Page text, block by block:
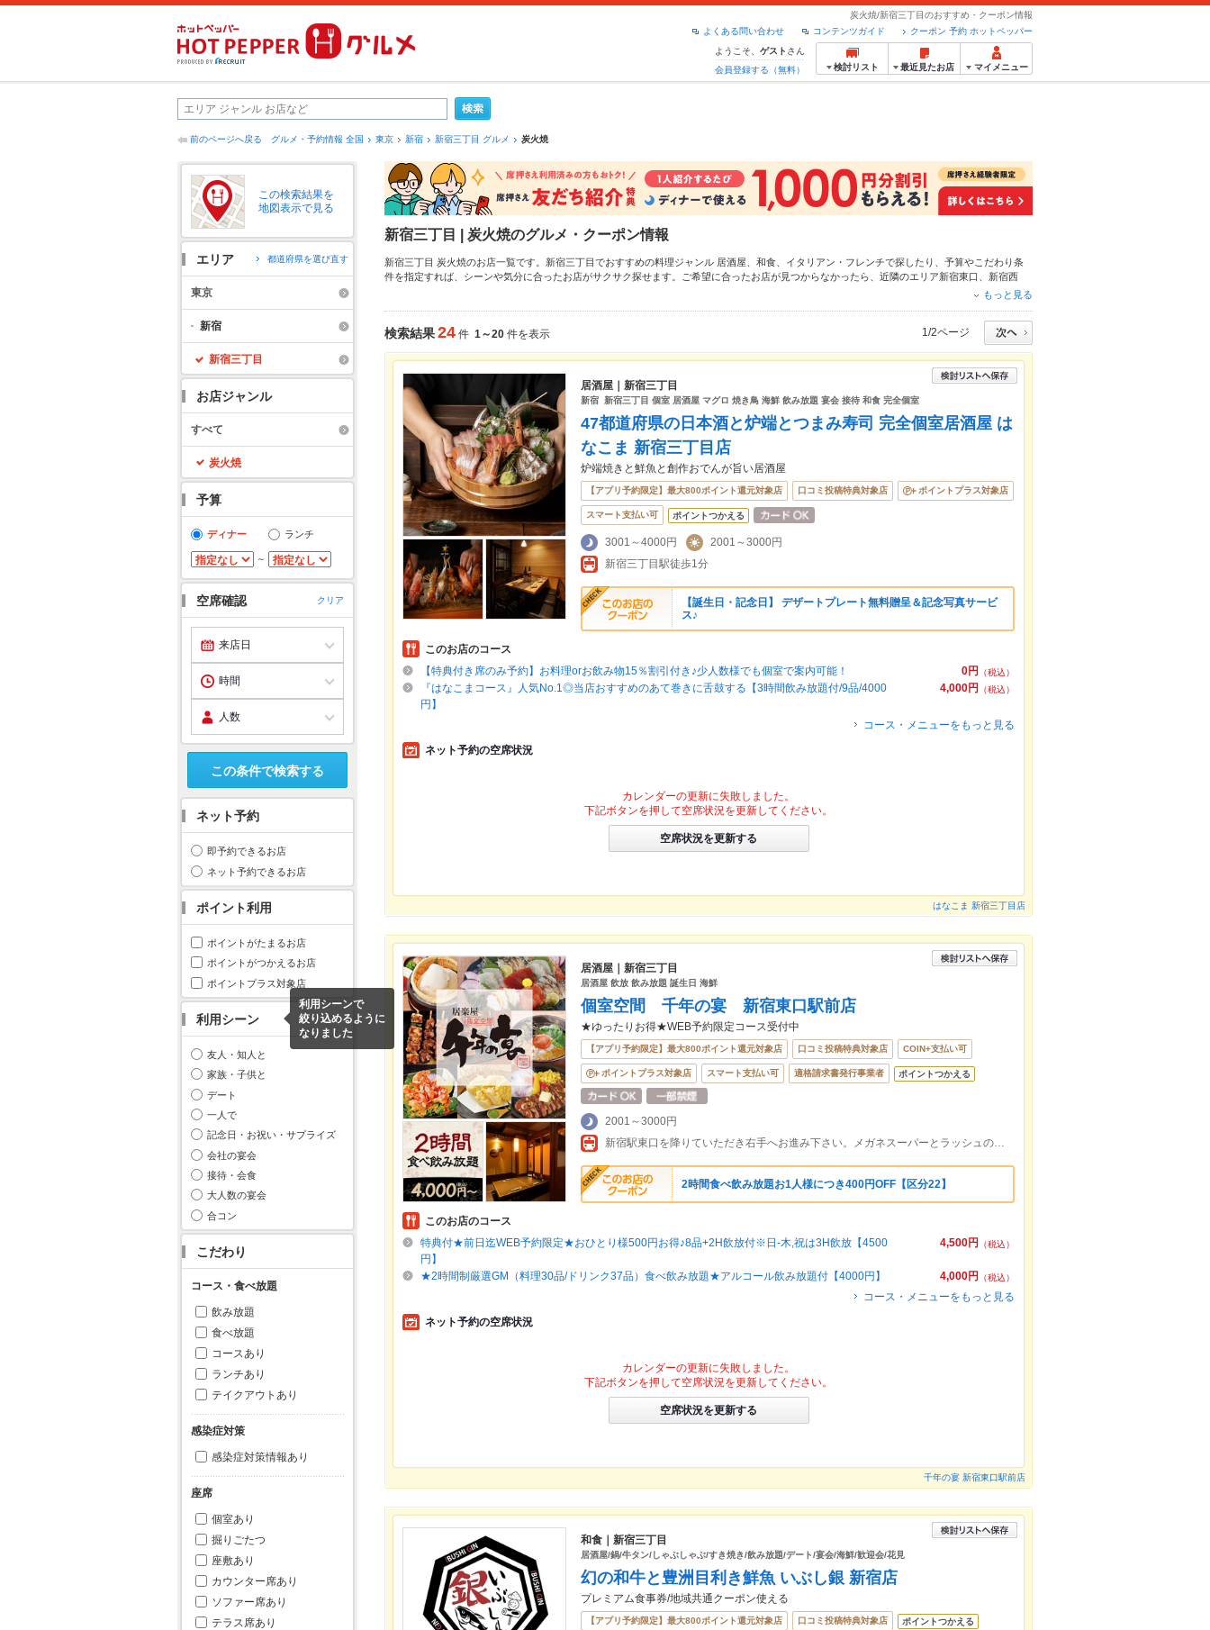
炭火焼/新宿三丁目のおすすめ・クーポン情報
クーポン 予約 ホットペッパー
コンテンツガイド
よくある問い合わせ
ようこそ、 ゲスト さん
会員登録する（無料）
検討リスト 最近見たお店 マイメニュー
前のページへ戻る グルメ・予約情報 全国 東京 新宿 新宿三丁目 グルメ 炭火焼
この検索結果を
地図表示で見る
エリア 都道府県を選び直す
東京
新宿
新宿三丁目
お店ジャンル
すべて
炭火焼
予算
ディナー ランチ
～
空席確認 クリア
この条件で検索する
ネット予約
即予約できるお店
ネット予約できるお店
ポイント利用
ポイントがたまるお店
ポイントがつかえるお店
ポイントプラス対象店
利用シーン
利用シーンで
絞り込めるように
なりました
友人・知人と
家族・子供と
デート
一人で
記念日・お祝い・サプライズ
会社の宴会
接待・会食
大人数の宴会
合コン
こだわり
コース・食べ放題
飲み放題
食べ放題
コースあり
ランチあり
テイクアウトあり
感染症対策
感染症対策情報あり
座席
個室あり
掘りごたつ
座敷あり
カウンター席あり
ソファー席あり
テラス席あり
新宿三丁目 | 炭火焼のグルメ・クーポン情報
新宿三丁目 炭火焼のお店一覧です。新宿三丁目でおすすめの料理ジャンル 居酒屋 和食 イタリアン・フレンチで探したり、予算やこだわり条
件を指定すれば、シーンや気分に合ったお店がサクサク探せます。ご希望に合ったお店が見つからなかったら、近隣のエリア新宿東口
新宿西
お茶漬け、馬
もっと見る
検索結果24 件 1～20 件を表示 1/2ページ
居酒屋｜新宿三丁目
新宿 新宿三丁目 個室 居酒屋 マグロ 焼き鳥 海鮮 飲み放題 宴会 接待 和食 完全個室
47都道府県の日本酒と炉端とつまみ寿司 完全個室居酒屋 は
なこま 新宿三丁目店
炉端焼きと鮮魚と創作おでんが旨い居酒屋
【アプリ予約限定】最大800ポイント還元対象店 口コミ投稿特典対象店 ポイントプラス対象店
スマート支払い可 ポイントつかえる
3001～4000円
2001～3000円
新宿三丁目駅徒歩1分
【誕生日・記念日】 デザートプレート無料贈呈＆記念写真サービ
ス♪
このお店のコース
0円
（税込）
【特典付き席のみ予約】お料理orお飲み物15％割引付き♪少人数様でも個室で案内可能！
4,000円
（税込）
『はなこまコース』人気No.1◎当店おすすめのあて巻きに舌鼓する【3時間飲み放題付/9品/4000
円】
コース・メニューをもっと見る
ネット予約の空席状況
カレンダーの更新に失敗しました。
下記ボタンを押して空席状況を更新してください。
空席状況を更新する
はなこま 新宿三丁目店
居酒屋｜新宿三丁目
居酒屋 飲放 飲み放題 誕生日 海鮮
個室空間 千年の宴 新宿東口駅前店
★ゆったりお得★WEB予約限定コース受付中
【アプリ予約限定】最大800ポイント還元対象店 口コミ投稿特典対象店 COIN+支払い可
ポイントプラス対象店 スマート支払い可 適格請求書発行事業者 ポイントつかえる
2001～3000円
新宿駅東口を降りていただき右手へお進み下さい。メガネスーパーとラッシュの間の道を進むと右手にございます。
2時間食べ飲み放題お1人様につき400円OFF【区分22】
このお店のコース
4,500円
（税込）
特典付★前日迄WEB予約限定★おひとり様500円お得♪8品+2H飲放付※日-木,祝は3H飲放【4500
円】
4,000円
（税込）
★2時間制厳選GM（料理30品/ドリンク37品）食べ飲み放題★アルコール飲み放題付【4000円】
コース・メニューをもっと見る
ネット予約の空席状況
カレンダーの更新に失敗しました。
下記ボタンを押して空席状況を更新してください。
空席状況を更新する
千年の宴 新宿東口駅前店
和食｜新宿三丁目
居酒屋/鍋/牛タン/しゃぶしゃぶ/すき焼き/飲み放題/デート/宴会/海鮮/歓迎会/花見
幻の和牛と豊洲目利き鮮魚 いぶし銀 新宿店
プレミアム食事券/地域共通クーポン使える
【アプリ予約限定】最大800ポイント還元対象店 口コミ投稿特典対象店 ポイントつかえる